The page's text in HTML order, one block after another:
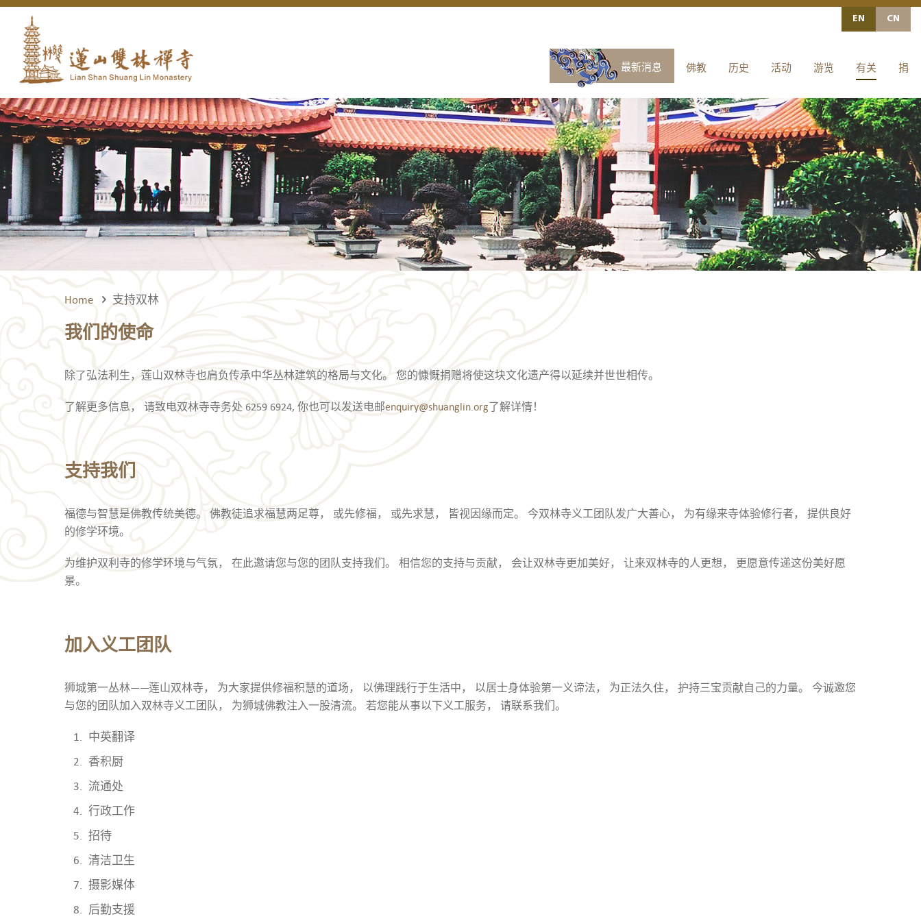
EN
最新消息 佛教 历史 活动 游览 有关 捐
Home 支持双林
我们的使命
除了弘法利生，莲山双林寺也肩负传承中华丛林建筑的格局与文化。 您的慷慨捐赠将使这块文化遗产得以延续并世世相传。
了解更多信息， 请致电双林寺寺务处 6259 6924, 你也可以发送电邮enquiry@shuanglin.org了解详情！
支持我们
福德与智慧是佛教传统美德。 佛教徒追求福慧两足尊， 或先修福， 或先求慧， 皆视因缘而定。 今双林寺义工团队发广大善心， 为有缘来寺体验修行者， 提供良好
的修学环境。
为维护双利寺的修学环境与气氛， 在此邀请您与您的团队支持我们。 相信您的支持与贡献， 会让双林寺更加美好， 让来双林寺的人更想， 更愿意传递这份美好愿
景。
加入义工团队
狮城第一丛林——莲山双林寺， 为大家提供修福积慧的道场， 以佛理践行于生活中， 以居士身体验第一义谛法， 为正法久住， 护持三宝贡献自己的力量。 今诚邀您
与您的团队加入双林寺义工团队， 为狮城佛教注入一股清流。 若您能从事以下义工服务， 请联系我们。
中英翻译
香积厨
流通处
行政工作
招待
清洁卫生
摄影媒体
后勤支援